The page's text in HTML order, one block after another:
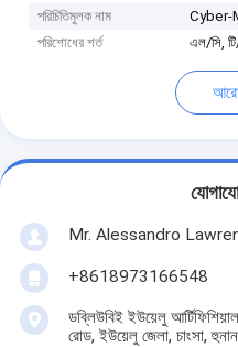
পরিচিতিমুলক নাম
Cyber-
পরিশোধের শর্ত
এল/সি,
Mr. Alessandro
+8618973166548
ডব্লিউবিই ইউয়েলু আর্টিফিশিয়াল
রোড, ইউয়েলু জেলা, চাংসা, হুনান